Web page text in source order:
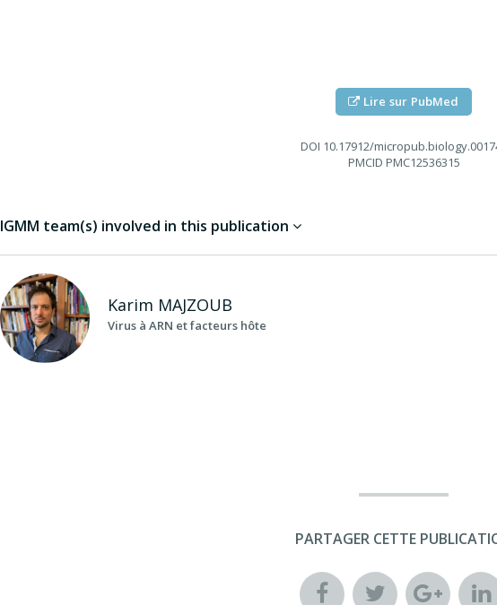
Lire sur PubMed
DOI 10.17912/
PMCID PMC12536315
IGMM team(s) involved in this publication
Karim MAJZOUB
Virus à ARN et facteurs hôte
PARTAGER CETTE